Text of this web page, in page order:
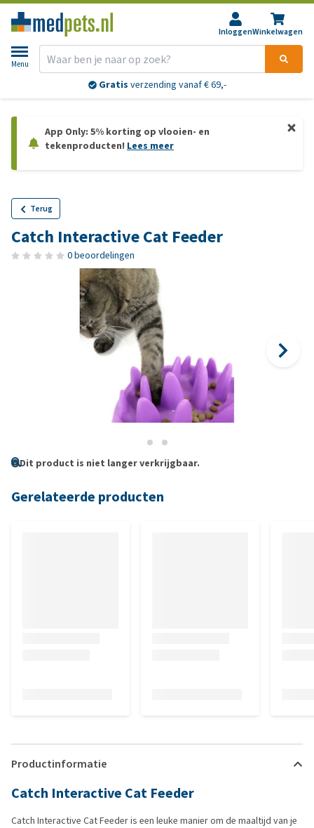
InloggenWinkelwagen
Menu
Gratis verzending vanaf € 69,-
App Only: 5% korting op vlooien- en
tekenproducten! Lees meer
Terug
Catch Interactive Cat Feeder
0 beoordelingen
Dit product is niet langer verkrijgbaar.
Gerelateerde producten
Productinformatie
Catch Interactive Cat Feeder
Catch Interactive Cat Feeder is een leuke manier om de maaltijd van je